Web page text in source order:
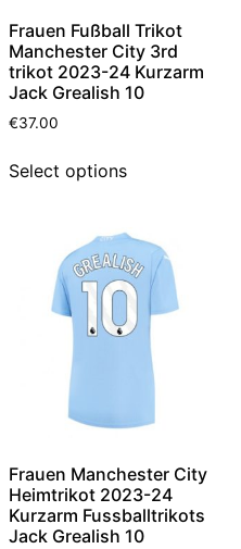
Frauen Fußball Trikot
Manchester City 3rd
trikot 2023-24 Kurzarm
Jack Grealish 10
€37.00
Select options
Frauen Manchester City
Heimtrikot 2023-24
Kurzarm Fussballtrikots
Jack Grealish 10